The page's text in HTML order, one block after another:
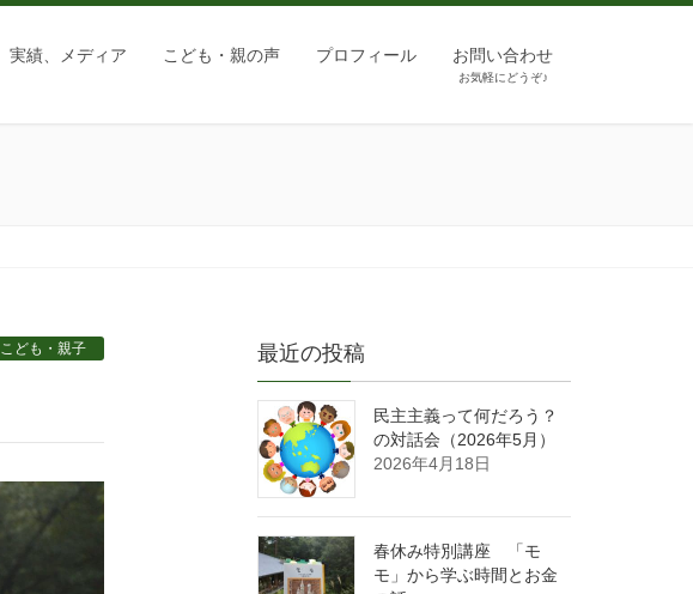
実績、メディア こども・親の声 プロフィール お問い合わせ
お気軽にどうぞ♪
こども・親子 最近の投稿
民主主義って何だろう？
の対話会（2026年5月）
2026年4月18日
春休み特別講座 「モ
モ」から学ぶ時間とお金